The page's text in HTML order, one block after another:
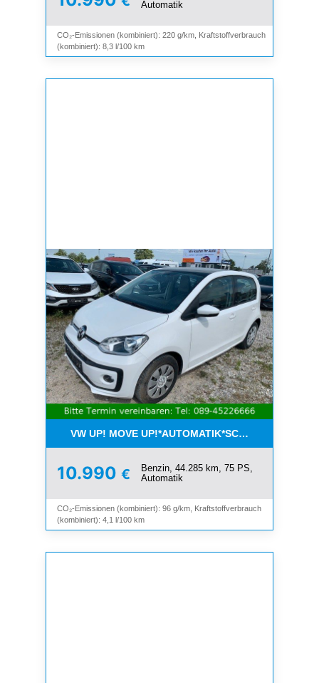
Automatik
CO₂-Emissionen (kombiniert): 220 g/km, Kraftstoffverbrauch
(kombiniert): 8,3 l/100 km
VW UP! MOVE
10.990 €
Benzin, 44.285 km, 75 PS,
Automatik
CO₂-Emissionen (kombiniert): 96 g/km, Kraftstoffverbrauch
(kombiniert): 4,1 l/100 km